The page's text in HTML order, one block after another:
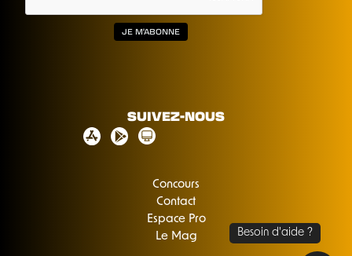
SUIVEZ-NOUS
Concours
Contact
Espace Pro
Le Mag